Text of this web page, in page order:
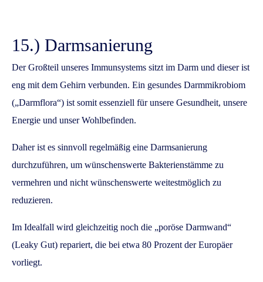
15.) Darmsanierung
Der Großteil unseres Immunsystems sitzt im Darm und dieser ist
eng mit dem Gehirn verbunden. Ein gesundes Darmmikrobiom
(„Darmflora“) ist somit essenziell für unsere Gesundheit, unsere
Energie und unser Wohlbefinden.
Daher ist es sinnvoll regelmäßig eine Darmsanierung
durchzuführen, um wünschenswerte Bakterienstämme zu
vermehren und nicht wünschenswerte weitestmöglich zu
reduzieren.
Im Idealfall wird gleichzeitig noch die „poröse Darmwand“
(Leaky Gut) repariert, die bei etwa 80 Prozent der Europäer
vorliegt.